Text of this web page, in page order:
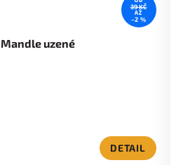
39 KČ
AŽ
–2 %
Mandle uzené
DETAIL